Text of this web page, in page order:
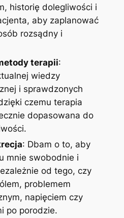
historię dolegliwości i
aby zaplanować
rozsądny i
terapii:
wiedzy
i sprawdzonych
czemu terapia
dopasowana do
: Dbam o to, aby
mnie swobodnie i
od tego, czy
problemem
napięciem czy
po porodzie.